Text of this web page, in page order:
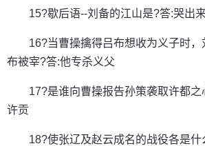
15?歇后语--刘备的江山是?答:哭出
16?当曹操擒得吕布想收为义子时，
布被宰?答:他专杀义父
17?是谁向曹操报告孙策袭取许都之
许贡
18?使张辽及赵云成名的战役各是什